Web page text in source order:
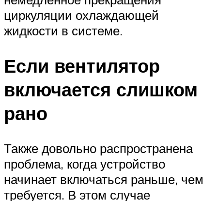
циркуляции охлаждающей
жидкости в системе.
Если вентилятор
включается слишком
рано
Также довольно распространена
проблема, когда устройство
начинает включаться раньше, чем
требуется. В этом случае